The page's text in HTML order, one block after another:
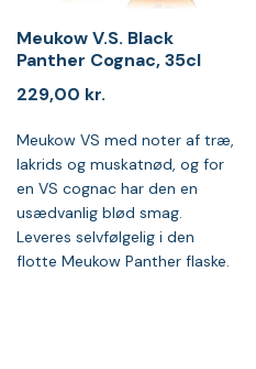
Meukow V.S. Black
Panther Cognac, 35cl
229,00 kr.
Meukow VS med noter af træ,
lakrids og muskatnød, og for
en VS cognac har den en
usædvanlig blød smag.
Leveres selvfølgelig i den
flotte Meukow Panther flaske.